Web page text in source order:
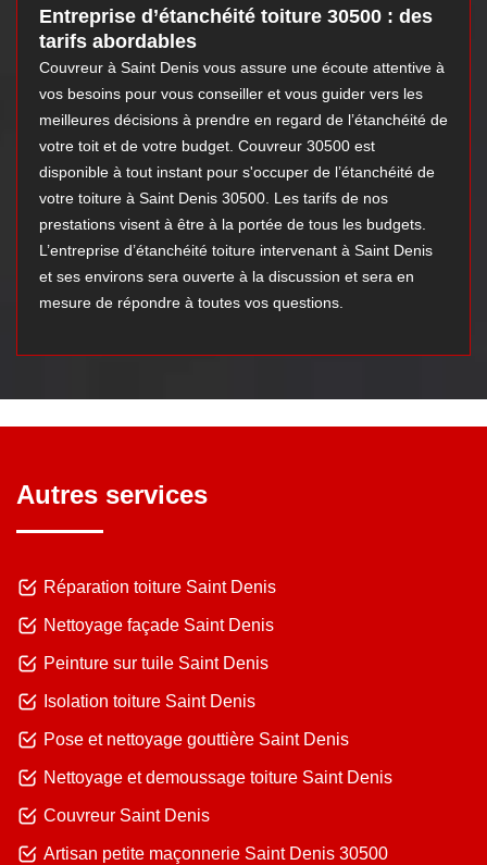
Entreprise d’étanchéité toiture 30500 : des
tarifs abordables
Couvreur à Saint Denis vous assure une écoute attentive à
vos besoins pour vous conseiller et vous guider vers les
meilleures décisions à prendre en regard de l’étanchéité de
votre toit et de votre budget. Couvreur 30500 est
disponible à tout instant pour s'occuper de l’étanchéité de
votre toiture à Saint Denis 30500. Les tarifs de nos
prestations visent à être à la portée de tous les budgets.
L’entreprise d’étanchéité toiture intervenant à Saint Denis
et ses environs sera ouverte à la discussion et sera en
mesure de répondre à toutes vos questions.
Autres services
Réparation toiture Saint Denis
Nettoyage façade Saint Denis
Peinture sur tuile Saint Denis
Isolation toiture Saint Denis
Pose et nettoyage gouttière Saint Denis
Nettoyage et demoussage toiture Saint Denis
Couvreur Saint Denis
Artisan petite maçonnerie Saint Denis 30500